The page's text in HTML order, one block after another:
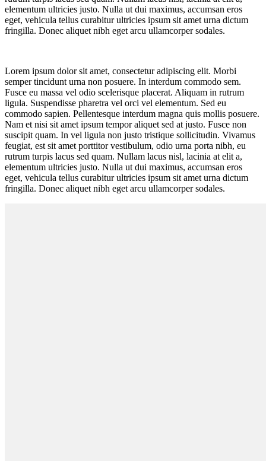
elementum ultricies justo. Nulla ut dui maximus, accumsan eros
eget, vehicula tellus curabitur ultricies ipsum sit amet urna dictum
fringilla. Donec aliquet nibh eget arcu ullamcorper sodales.
Lorem ipsum dolor sit amet, consectetur adipiscing elit. Morbi
semper tincidunt urna non posuere. In interdum commodo sem.
Fusce eu massa vel odio scelerisque placerat. Aliquam in rutrum
ligula. Suspendisse pharetra vel orci vel elementum. Sed eu
commodo sapien. Pellentesque interdum magna quis mollis posuere.
Nam et nisi sit amet ipsum tempor aliquet sed at justo. Fusce non
suscipit quam. In vel ligula non justo tristique sollicitudin. Vivamus
feugiat, est sit amet porttitor vestibulum, odio urna porta nibh, eu
rutrum turpis lacus sed quam. Nullam lacus nisl, lacinia at elit a,
elementum ultricies justo. Nulla ut dui maximus, accumsan eros
eget, vehicula tellus curabitur ultricies ipsum sit amet urna dictum
fringilla. Donec aliquet nibh eget arcu ullamcorper sodales.